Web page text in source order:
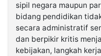
sipil negara maupun
bidang pendidikan
secara administratif
dan berpikir kritis
kebijakan, langkah